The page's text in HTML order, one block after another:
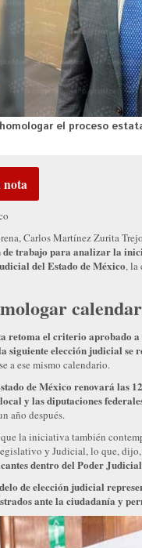
el proceso
nota
Carlos Martínez Zurita
de trabajo para analizar la
del Estado de México, la
retoma el criterio aprobado
siguiente elección judicial se
a ese mismo calendario.
de México renovará las
y las diputaciones
año después.
la iniciativa también
y Judicial, lo que, dijo,
dentro del Poder
de elección judicial
ante la ciudadanía y